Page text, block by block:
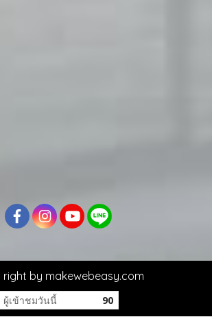
right by makewebeasy.com
ผู้เข้าชมวันนี้ 90